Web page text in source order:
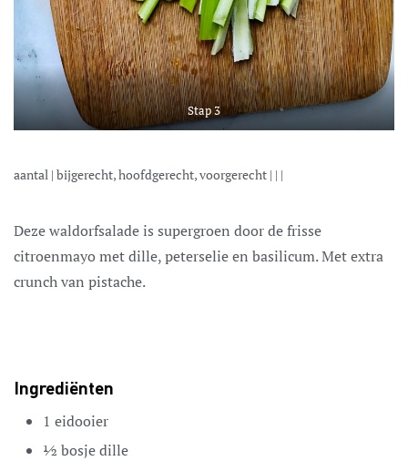
Stap 3
aantal | bijgerecht, hoofdgerecht, voorgerecht | | |
Deze waldorfsalade is supergroen door de frisse
citroenmayo met dille, peterselie en basilicum. Met extra
crunch van pistache.
Ingrediënten
1 eidooier
½ bosje dille